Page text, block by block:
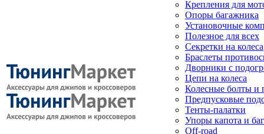
Крепления для
Опоры багажника
Установочные
Полезное для всех
Секретки на колеса
Браслеты
Дворники с
Цепи на колеса
Колесные болты и
Предпусковые
Тенты-палатки
Упоры капота и
Off-road